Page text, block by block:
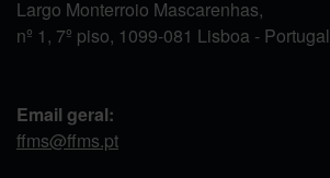
Largo Monterroio Mascarenhas,
nº 1, 7º piso, 1099-081 Lisboa - Portugal
Email geral:
ffms@ffms.pt